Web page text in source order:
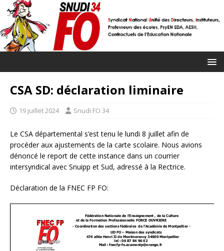
CSA SD: déclaration liminaire
19 juillet 2024 Snudi FO 34
Le CSA départemental s’est tenu le lundi 8 juillet afin de
procéder aux ajustements de la carte scolaire. Nous avions
dénoncé le report de cette instance dans un courrier
intersyndical avec Snuipp et Sud, adressé à la Rectrice.
Déclaration de la FNEC FP FO: